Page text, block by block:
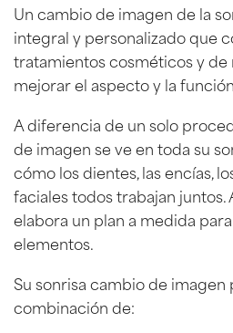
Un cambio de imagen de la
integral y personalizado que
tratamientos cosméticos y de
mejorar el aspecto y la
A diferencia de un solo
de imagen se ve en toda su
cómo los dientes, las encías,
faciales todos trabajan juntos.
elabora un plan a medida
elementos.
Su sonrisa cambio de
combinación de: